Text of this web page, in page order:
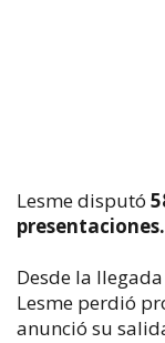
Lesme disputó
presentaciones.
Desde la
Lesme perdió
anunció su